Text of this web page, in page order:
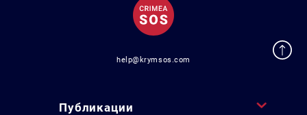
help@krymsos.com
Публикации